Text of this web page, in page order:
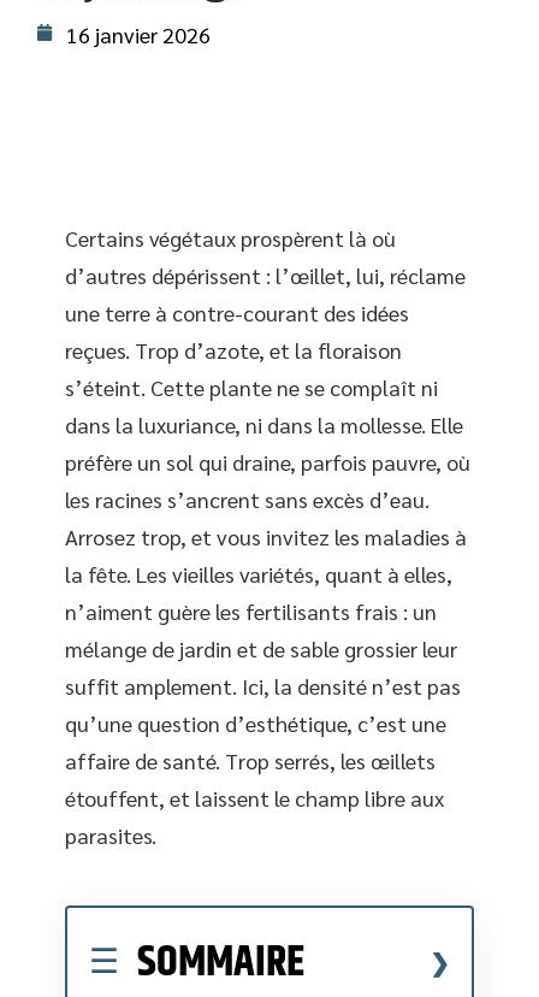
16 janvier 2026
Certains végétaux prospèrent là où
d’autres dépérissent : l’œillet, lui, réclame
une terre à contre-courant des idées
reçues. Trop d’azote, et la floraison
s’éteint. Cette plante ne se complaît ni
dans la luxuriance, ni dans la mollesse. Elle
préfère un sol qui draine, parfois pauvre, où
les racines s’ancrent sans excès d’eau.
Arrosez trop, et vous invitez les maladies à
la fête. Les vieilles variétés, quant à elles,
n’aiment guère les fertilisants frais : un
mélange de jardin et de sable grossier leur
suffit amplement. Ici, la densité n’est pas
qu’une question d’esthétique, c’est une
affaire de santé. Trop serrés, les œillets
étouffent, et laissent le champ libre aux
parasites.
SOMMAIRE